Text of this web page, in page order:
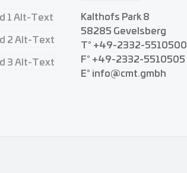
Kalthofs Park 8
58285 Gevelsberg
T° +49-2332-5510500
F° +49-2332-5510505
E° info@cmt.gmbh